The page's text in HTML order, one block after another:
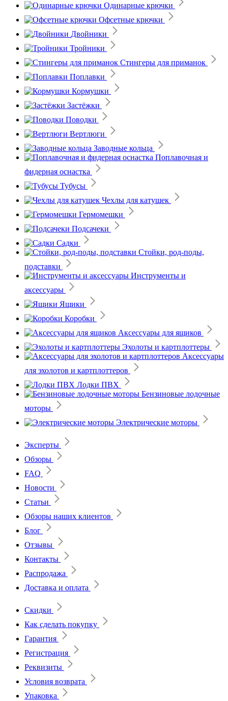
Одинарные крючки
Офсетные крючки
Двойники
Тройники
Стингеры для приманок
Поплавки
Кормушки
Застёжки
Поводки
Вертлюги
Заводные кольца
Поплавочная и
фидерная оснастка
Тубусы
Чехлы для катушек
Гермомешки
Подсачеки
Садки
Стойки, род-поды,
подставки
Инструменты и
аксессуары
Ящики
Коробки
Аксессуары для ящиков
Эхолоты и картплоттеры
Аксессуары
для эхолотов и картплоттеров
Лодки ПВХ
Бензиновые лодочные
моторы
Электрические моторы
Эксперты
Обзоры
FAQ
Новости
Статьи
Обзоры наших клиентов
Блог
Отзывы
Контакты
Распродажа
Доставка и оплата
Скидки
Как сделать покупку
Гарантия
Регистрация
Реквизиты
Условия возврата
Упаковка